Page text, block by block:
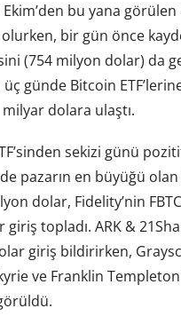
bu yana
bir gün önce
(754 milyon dolar) da
günde Bitcoin
milyar dolara ulaştı.
sekizi günü
pazarın en büyüğü olan
dolar, Fidelity’nin
topladı. ARK &
giriş bildirirken,
ve Franklin